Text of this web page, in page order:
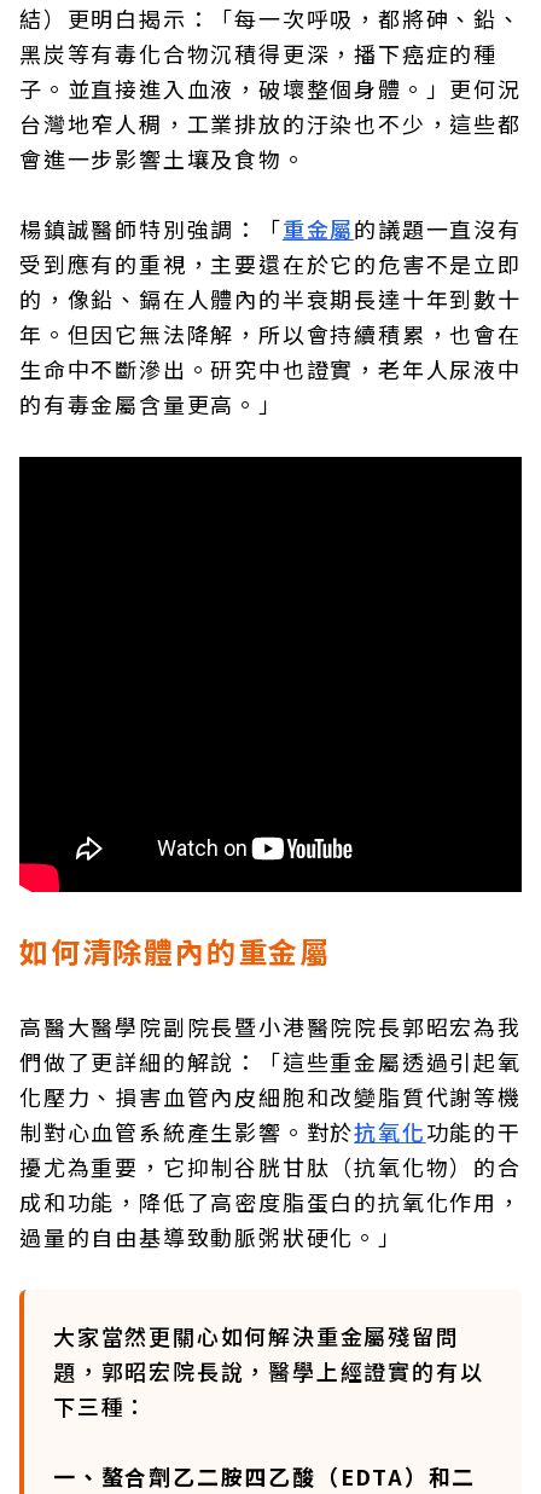
結）更明白揭示：「每一次呼吸，都將砷、鉛、
黑炭等有毒化合物沉積得更深，播下癌症的種
子。並直接進入血液，破壞整個身體。」更何況
台灣地窄人稠，工業排放的汙染也不少，這些都
會進一步影響土壤及食物。
楊鎮誠醫師特別強調：「重金屬的議題一直沒有
受到應有的重視，主要還在於它的危害不是立即
的，像鉛、鎘在人體內的半衰期長達十年到數十
年。但因它無法降解，所以會持續積累，也會在
生命中不斷滲出。研究中也證實，老年人尿液中
的有毒金屬含量更高。」
如何清除體內的重金屬
高醫大醫學院副院長暨小港醫院院長郭昭宏為我
們做了更詳細的解說：「這些重金屬透過引起氧
化壓力、損害血管內皮細胞和改變脂質代謝等機
制對心血管系統產生影響。對於抗氧化功能的干
擾尤為重要，它抑制谷胱甘肽（抗氧化物）的合
成和功能，降低了高密度脂蛋白的抗氧化作用，
過量的自由基導致動脈粥狀硬化。」
大家當然更關心如何解決重金屬殘留問
題，郭昭宏院長說，醫學上經證實的有以
下三種：
一、螯合劑乙二胺四乙酸（EDTA）和二